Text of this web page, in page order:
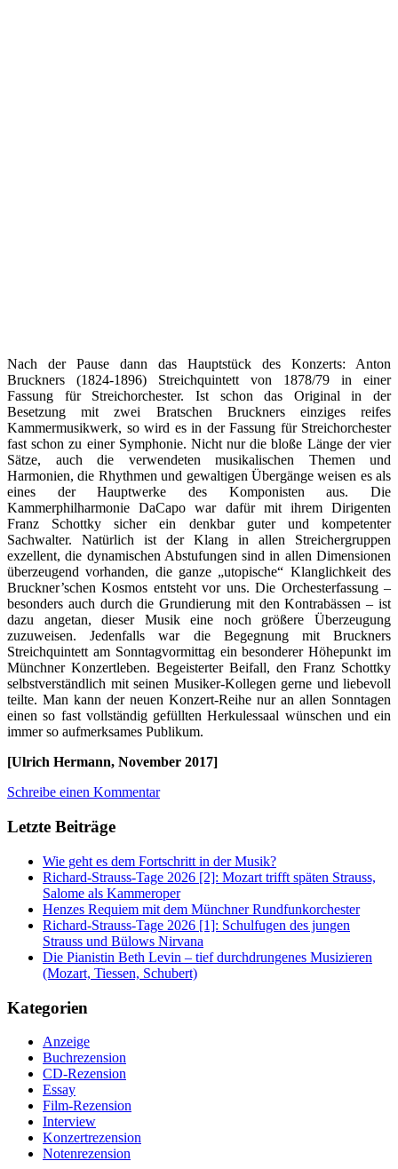
Nach der Pause dann das Hauptstück des Konzerts: Anton
Bruckners (1824-1896) Streichquintett von 1878/79 in einer
Fassung für Streichorchester. Ist schon das Original in der
Besetzung mit zwei Bratschen Bruckners einziges reifes
Kammermusikwerk, so wird es in der Fassung für Streichorchester
fast schon zu einer Symphonie. Nicht nur die bloße Länge der vier
Sätze, auch die verwendeten musikalischen Themen und
Harmonien, die Rhythmen und gewaltigen Übergänge weisen es als
eines der Hauptwerke des Komponisten aus. Die
Kammerphilharmonie DaCapo war dafür mit ihrem Dirigenten
Franz Schottky sicher ein denkbar guter und kompetenter
Sachwalter. Natürlich ist der Klang in allen Streichergruppen
exzellent, die dynamischen Abstufungen sind in allen Dimensionen
überzeugend vorhanden, die ganze „utopische“ Klanglichkeit des
Bruckner’schen Kosmos entsteht vor uns. Die Orchesterfassung –
besonders auch durch die Grundierung mit den Kontrabässen – ist
dazu angetan, dieser Musik eine noch größere Überzeugung
zuzuweisen. Jedenfalls war die Begegnung mit Bruckners
Streichquintett am Sonntagvormittag ein besonderer Höhepunkt im
Münchner Konzertleben. Begeisterter Beifall, den Franz Schottky
selbstverständlich mit seinen Musiker-Kollegen gerne und liebevoll
teilte. Man kann der neuen Konzert-Reihe nur an allen Sonntagen
einen so fast vollständig gefüllten Herkulessaal wünschen und ein
immer so aufmerksames Publikum.
[Ulrich Hermann, November 2017]
Schreibe einen Kommentar
Letzte Beiträge
Wie geht es dem Fortschritt in der Musik?
Richard-Strauss-Tage 2026 [2]: Mozart trifft späten Strauss,
Salome als Kammeroper
Henzes Requiem mit dem Münchner Rundfunkorchester
Richard-Strauss-Tage 2026 [1]: Schulfugen des jungen
Strauss und Bülows Nirvana
Die Pianistin Beth Levin – tief durchdrungenes Musizieren
(Mozart, Tiessen, Schubert)
Kategorien
Anzeige
Buchrezension
CD-Rezension
Essay
Film-Rezension
Interview
Konzertrezension
Notenrezension